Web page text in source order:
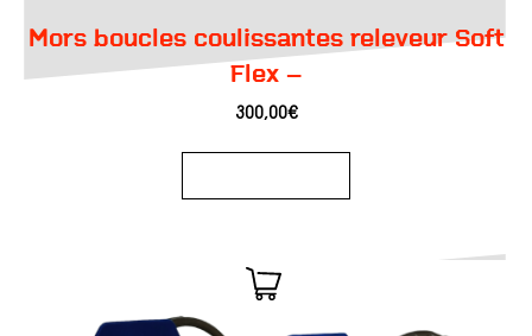
Mors boucles coulissantes releveur Soft
Flex –
300,00€